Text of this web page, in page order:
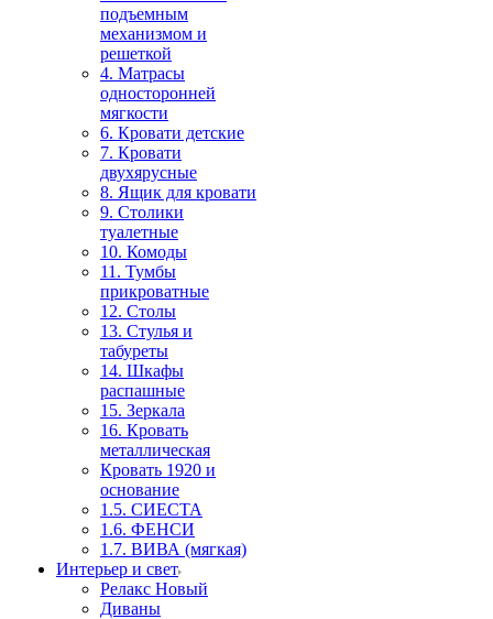
подъемным
механизмом и
решеткой
4. Матрасы
односторонней
мягкости
6. Кровати детские
7. Кровати
двухярусные
8. Ящик для кровати
9. Столики
туалетные
10. Комоды
11. Тумбы
прикроватные
12. Столы
13. Стулья и
табуреты
14. Шкафы
распашные
15. Зеркала
16. Кровать
металлическая
Кровать 1920 и
основание
1.5. СИЕСТА
1.6. ФЕНСИ
1.7. ВИВА (мягкая)
Интерьер и свет
Релакс Новый
Диваны